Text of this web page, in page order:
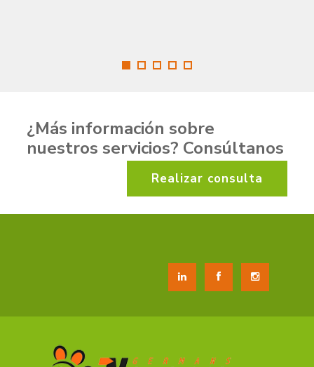
¿Más información sobre
nuestros servicios? Consúltanos
Realizar consulta